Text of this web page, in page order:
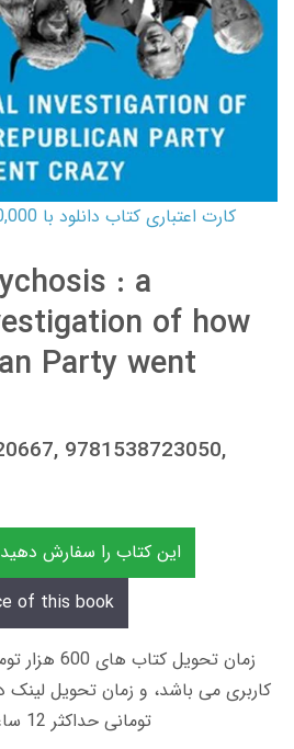
: a
of how
Party went
9781538723050,
Order this eBook این کتاب را سفارش دهید
of this book
زمان تحویل
تومانی حداکثر 12 ساعت از طریق پیامک/ایمیل